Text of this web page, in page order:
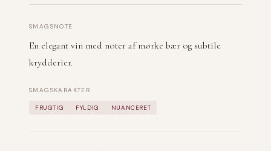
SMAGSNOTE
En elegant vin med noter af mørke bær og subtile
krydderier.
SMAGSKARAKTER
FRUGTIG FYLDIG NUANCERET